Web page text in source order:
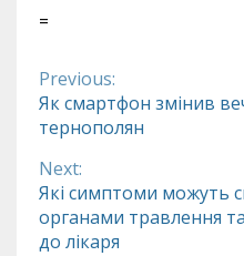
=
Continue
Reading
Previous:
Як смартфон змінив
тернополян
Next:
Які симптоми можуть
органами травлення
до лікаря